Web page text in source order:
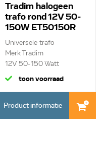
Tradim halogeen
trafo rond 12V 50-
150W ET50150R
Universele trafo
Merk Tradim
12V 50-150 Watt
toon voorraad
Product informatie